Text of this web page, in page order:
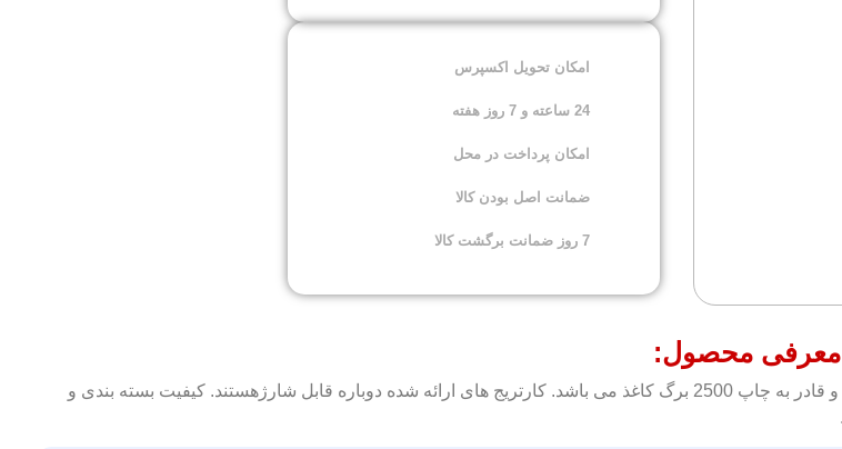
امکان تحویل اکسپرس
24 ساعته و 7 روز هفته
امکان پرداخت در محل
ضمانت اصل بودن کالا
7 روز ضمانت برگشت کالا
معرفی محصول:
کارتریج تونر مشکی اچ پی HP 13Aبا سری پرینتر های HP Laserjet 1300 سازگار بوده و قادر به چاپ 2500 برگ کاغذ می باشد. کارتریج های ارائه شده دوباره قابل شارژهستند. کیفیت بسته بندی و